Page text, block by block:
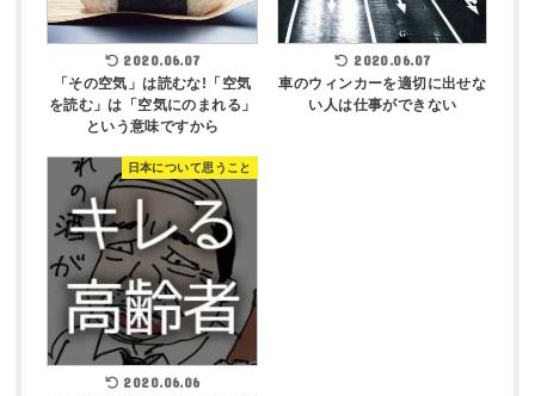
2020.06.07
「その空気」は読むな!「空気
を読む」は「空気にのまれる」
という意味ですから
2020.06.07
車のウィンカーを適切に出せな
い人は仕事ができない
日本について思うこと
2020.06.06